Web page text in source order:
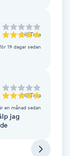
till Tina
19 dagar sedan
till Tina
en månad sedan
jag